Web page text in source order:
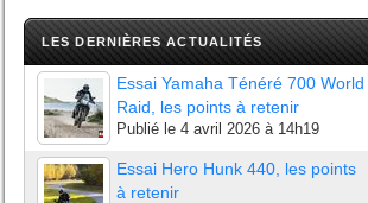
LES DERNIÈRES ACTUALITÉS
Essai Yamaha Ténéré 700 World
Raid, les points à retenir
Publié le 4 avril 2026 à 14h19
Essai Hero Hunk 440, les points
à retenir